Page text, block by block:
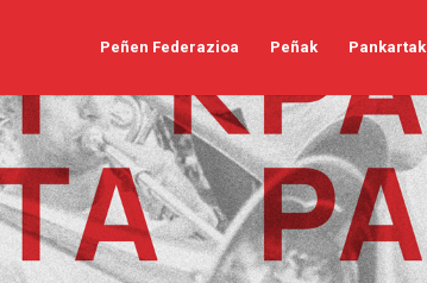
Peñen Federazioa Peñak Pankartak